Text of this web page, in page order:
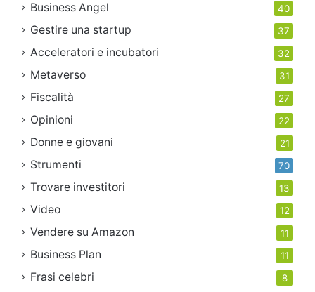
Business Angel 40
Gestire una startup 37
Acceleratori e incubatori 32
Metaverso 31
Fiscalità 27
Opinioni 22
Donne e giovani 21
Strumenti 70
Trovare investitori 13
Video 12
Vendere su Amazon 11
Business Plan 11
Frasi celebri 8